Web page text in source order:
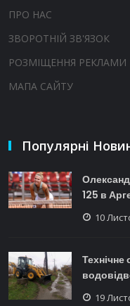
ПРО НАС
ЗВОРОТНІЙ ЗВ'ЯЗОК
РОЗМІЩЕННЯ РЕКЛАМИ
МАПА САЙТУ
Популярні
125 в
10
19